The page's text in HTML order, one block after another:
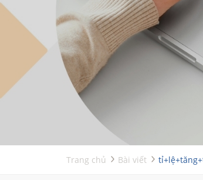
Trang chủ Bài viết